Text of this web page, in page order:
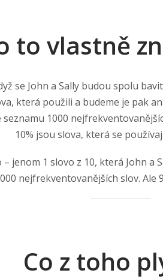
to vlastně
se John a Sally budou spolu
která použili a budeme je pak
seznamu 1000
10% jsou slova, která se
– jenom 1 slovo z 10, která John a
nejfrekventovanějších slov. Ale
Co z toho